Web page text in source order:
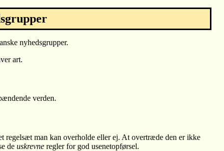
nyhedsgrupper.
art.
verden.
regelsæt man kan overholde eller ej. At overtræde den er ikke
de uskrevne regler for god usenetopførsel.